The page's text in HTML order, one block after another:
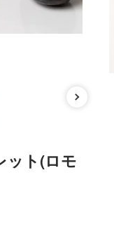
ット(ロモ